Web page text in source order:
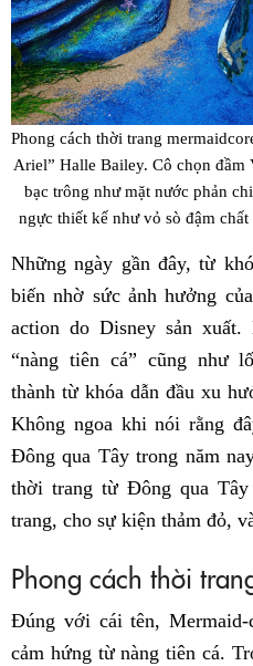
Phong cách thời trang
Ariel” Halle Bailey. Cô chọn đầm
bạc trông như mặt nước phản
ngực thiết kế như vỏ sò đậm
Những ngày gần đây, từ
biến nhờ sức ảnh hưởng
action do Disney sản
“nàng tiên cá” cũng như
thành từ khóa dẫn đầu xu
Không ngoa khi nói rằng
Đông qua Tây trong năm
thời trang từ Đông qua
trang, cho sự kiện thảm đỏ,
Phong cách thời
Đúng với cái tên,
cảm hứng từ nàng tiên cá.